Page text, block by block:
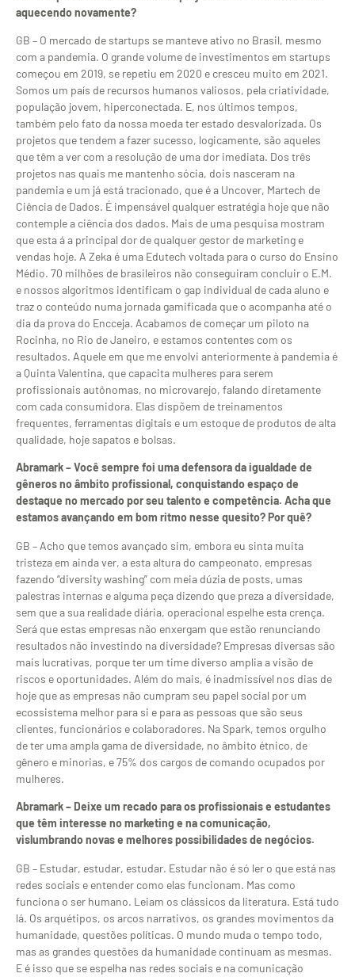
aquecendo novamente?
GB – O mercado de startups se manteve ativo no Brasil, mesmo
com a pandemia. O grande volume de investimentos em startups
começou em 2019, se repetiu em 2020 e cresceu muito em 2021.
Somos um país de recursos humanos valiosos, pela criatividade,
população jovem, hiperconectada. E, nos últimos tempos,
também pelo fato da nossa moeda ter estado desvalorizada. Os
projetos que tendem a fazer sucesso, logicamente, são aqueles
que têm a ver com a resolução de uma dor imediata. Dos três
projetos nas quais me mantenho sócia, dois nasceram na
pandemia e um já está tracionado, que é a Uncover, Martech de
Ciência de Dados. É impensável qualquer estratégia hoje que não
contemple a ciência dos dados. Mais de uma pesquisa mostram
que esta á a principal dor de qualquer gestor de marketing e
vendas hoje. A Zeka é uma Edutech voltada para o curso do Ensino
Médio. 70 milhões de brasileiros não conseguiram concluir o E.M.
e nossos algoritmos identificam o gap individual de cada aluno e
traz o conteúdo numa jornada gamificada que o acompanha até o
dia da prova do Encceja. Acabamos de começar um piloto na
Rocinha, no Rio de Janeiro, e estamos contentes com os
resultados. Aquele em que me envolvi anteriormente à pandemia é
a Quinta Valentina, que capacita mulheres para serem
profissionais autônomas, no microvarejo, falando diretamente
com cada consumidora. Elas dispõem de treinamentos
frequentes, ferramentas digitais e um estoque de produtos de alta
qualidade, hoje sapatos e bolsas.
Abramark – Você sempre foi uma defensora da igualdade de
gêneros no âmbito profissional, conquistando espaço de
destaque no mercado por seu talento e competência. Acha que
estamos avançando em bom ritmo nesse quesito? Por quê?
GB – Acho que temos avançado sim, embora eu sinta muita
tristeza em ainda ver, a esta altura do campeonato, empresas
fazendo “diversity washing” com meia dúzia de posts, umas
palestras internas e alguma peça dizendo que preza a diversidade,
sem que a sua realidade diária, operacional espelhe esta crença.
Será que estas empresas não enxergam que estão renunciando
resultados não investindo na diversidade? Empresas diversas são
mais lucrativas, porque ter um time diverso amplia a visão de
riscos e oportunidades. Além do mais, é inadmissível nos dias de
hoje que as empresas não cumpram seu papel social por um
ecossistema melhor para si e para as pessoas que são seus
clientes, funcionários e colaboradores. Na Spark, temos orgulho
de ter uma ampla gama de diversidade, no âmbito étnico, de
gênero e minorias, e 75% dos cargos de comando ocupados por
mulheres.
Abramark – Deixe um recado para os profissionais e estudantes
que têm interesse no marketing e na comunicação,
vislumbrando novas e melhores possibilidades de negócios.
GB – Estudar, estudar, estudar. Estudar não é só ler o que está nas
redes sociais e entender como elas funcionam. Mas como
funciona o ser humano. Leiam os clássicos da literatura. Está tudo
lá. Os arquétipos, os arcos narrativos, os grandes movimentos da
humanidade, questões políticas. O mundo muda o tempo todo,
mas as grandes questões da humanidade continuam as mesmas.
E é isso que se espelha nas redes sociais e na comunicação